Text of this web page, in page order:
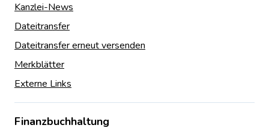
Kanzlei-News
Dateitransfer
Dateitransfer erneut versenden
Merkblätter
Externe Links
Finanzbuchhaltung